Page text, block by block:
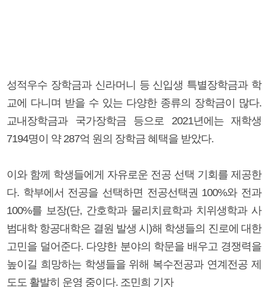
성적우수 장학금과 신라머니 등 신입생 특별장학금과 학
교에 다니며 받을 수 있는 다양한 종류의 장학금이 많다.
교내장학금과 국가장학금 등으로 2021년에는 재학생
7194명이 약 287억 원의 장학금 혜택을 받았다.
이와 함께 학생들에게 자유로운 전공 선택 기회를 제공한
다. 학부에서 전공을 선택하면 전공선택권 100%와 전과
100%를 보장(단, 간호학과 물리치료학과 치위생학과 사
범대학 항공대학은 결원 발생 시)해 학생들의 진로에 대한
고민을 덜어준다. 다양한 분야의 학문을 배우고 경쟁력을
높이길 희망하는 학생들을 위해 복수전공과 연계전공 제
도도 활발히 운영 중이다. 조민희 기자